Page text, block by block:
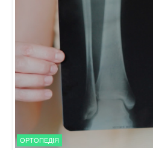
ОРТОПЕДІЯ